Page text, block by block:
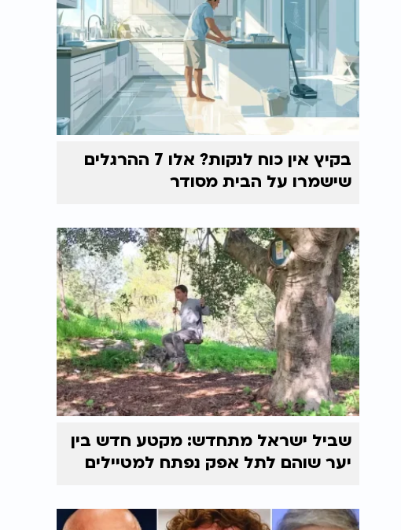
בקיץ אין כוח לנקות? אלו 7 ההרגלים
שישמרו על הבית מסודר
שביל ישראל מתחדש: מקטע חדש בין
יער שוהם לתל אפק נפתח למטיילים